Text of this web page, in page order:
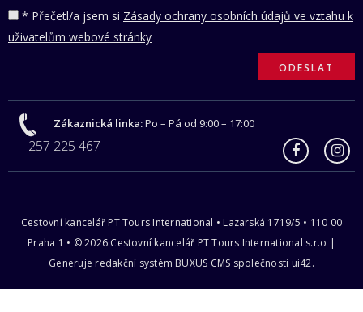
* Přečetl/a jsem si Zásady ochrany osobních údajů ve vztahu k
uživatelům webové stránky
Zákaznická linka:Po – Pá od 9:00 – 17:00
257 225 467
Cestovní kancelář PT Tours International • Lazarská 1719/5 • 110 00
Praha 1 • © 2026 Cestovní kancelář PT Tours International s.r.o |
Generuje redakční systém BUXUS CMS společnosti ui42.